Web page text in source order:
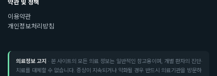
약관 및 정책
이용약관
개인정보처리방침
의료정보 고지 · 본 사이트의 모든 의료 정보는 일반적인 참고용이며, 개별 환자의 진단·
치료를 대체할 수 없습니다. 증상이 지속되거나 악화될 경우 반드시 의료기관을 방문하